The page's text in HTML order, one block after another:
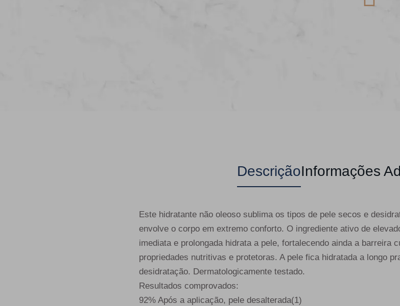
DescriçãoInformações
Este hidratante não oleoso sublima os tipos de pele secos e
envolve o corpo em extremo conforto. O ingrediente ativo de
imediata e prolongada hidrata a pele, fortalecendo ainda a barreira
propriedades nutritivas e protetoras. A pele fica hidratada a longo
desidratação. Dermatologicamente testado.
Resultados comprovados:
92% Após a aplicação, pele desalterada(1)